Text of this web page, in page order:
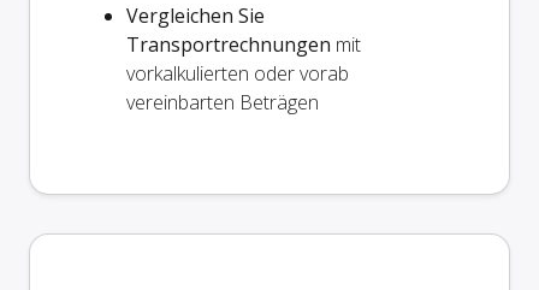
Vergleichen Sie
Transportrechnungen mit
vorkalkulierten oder vorab
vereinbarten Beträgen